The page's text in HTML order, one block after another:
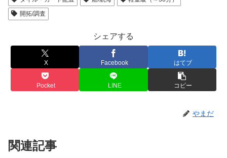
開拓/調査
シェアする
X Facebook はてブ
Pocket LINE コピー
やまだ
関連記事